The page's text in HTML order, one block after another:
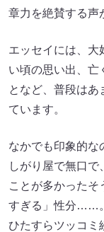
章力を絶賛する声
エッセイには、大
い頃の思い出、亡
となど、普段はあ
ています。
なかでも印象的な
しがり屋で無口
ことが多かったそ
すぎる」性分……
ひたすらツッコミ